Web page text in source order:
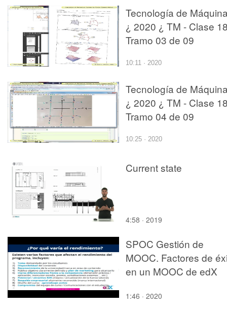
Tecnología de
¿ 2020 ¿ TM - Clase
Tramo 03 de 09
10:11 · 2020
Tecnología de
¿ 2020 ¿ TM - Clase
Tramo 04 de 09
10:25 · 2020
Current state
4:58 · 2019
SPOC Gestión de
MOOC. Factores de
en un MOOC de edX
1:46 · 2020